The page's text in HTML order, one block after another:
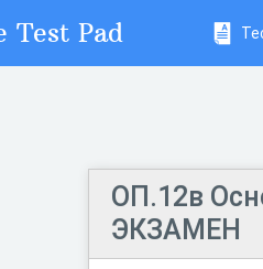
Test Pad
ОП.12в
ЭКЗАМЕН